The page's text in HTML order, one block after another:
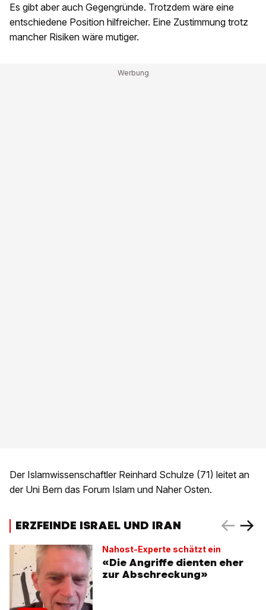
Es gibt aber auch Gegengründe. Trotzdem wäre eine
entschiedene Position hilfreicher. Eine Zustimmung trotz
mancher Risiken wäre mutiger.
Der Islamwissenschaftler Reinhard Schulze (71) leitet an
der Uni Bern das Forum Islam und Naher Osten.
ERZFEINDE ISRAEL UND IRAN
Nahost-Experte schätzt ein
«Die Angriffe dienten eher
zur Abschreckung»